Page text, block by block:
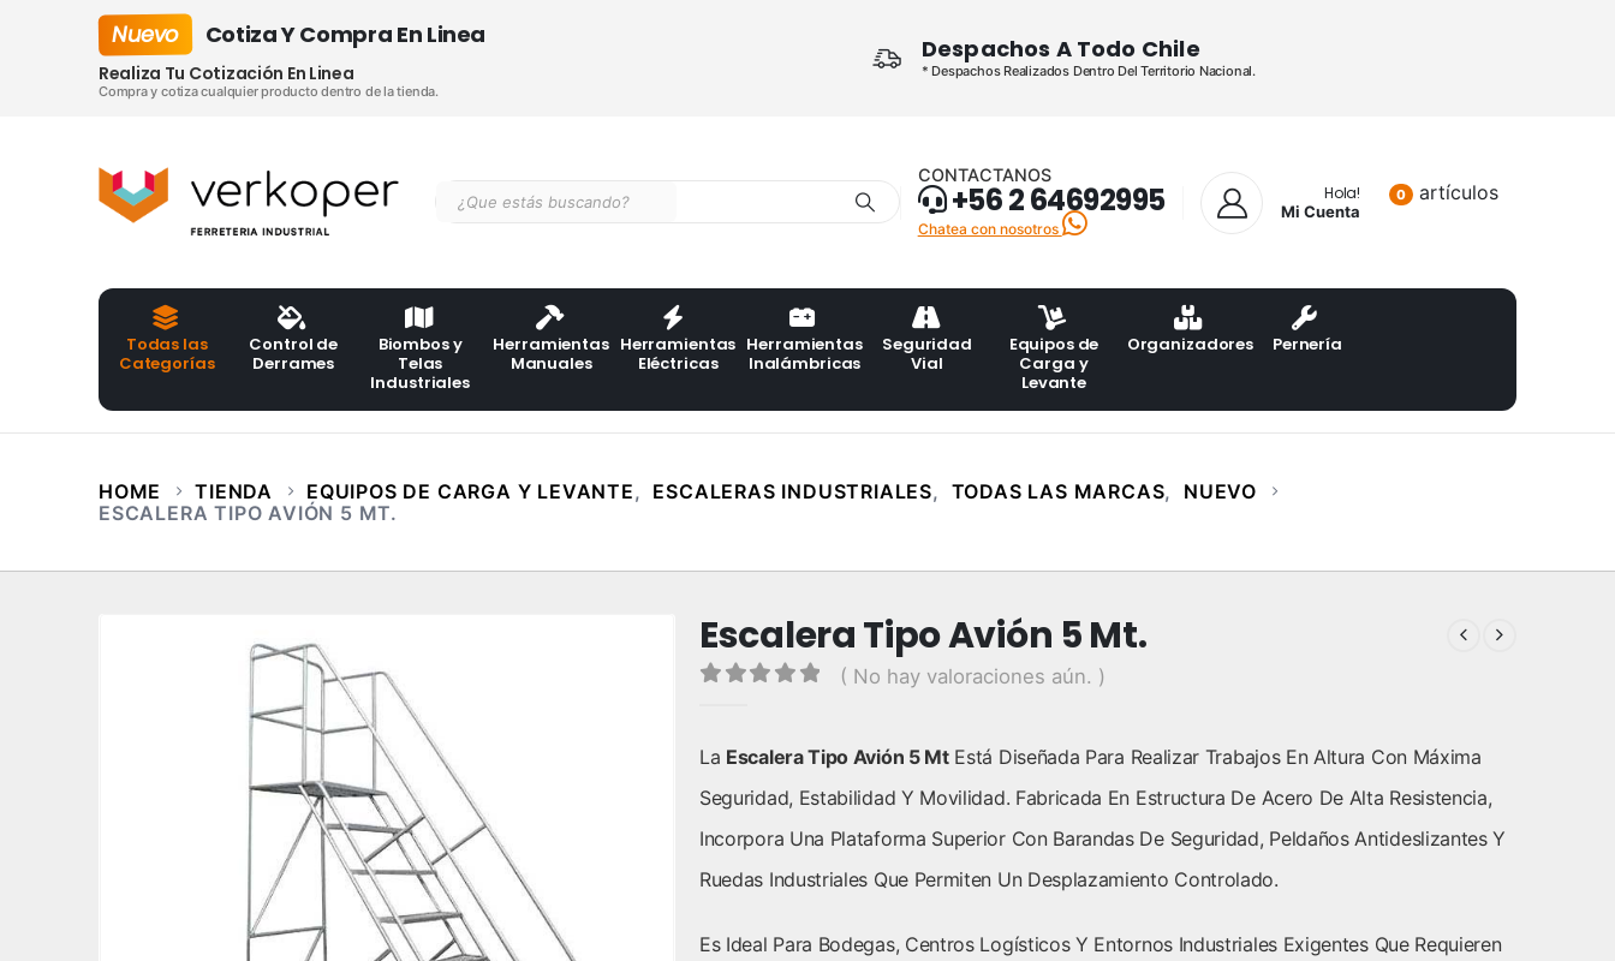
Despachos A Todo Chile
* Despachos Realizados Dentro Del Territorio Nacional.
Nuevo Cotiza Y Compra En Linea
Realiza Tu Cotización En Linea
Compra y cotiza cualquier producto dentro de la tienda.
CONTACTANOS
+56 2 64692995
Chatea con nosotros
Hola!
Mi Cuenta
0 artículos
Todas las
Categorías
Control de
Derrames
Biombos y
Telas
Industriales
Herramientas
Manuales
Herramientas
Eléctricas
Herramientas
Inalámbricas
Seguridad
Vial
Equipos de
Carga y
Levante
Organizadores Pernería
HOME TIENDA EQUIPOS DE CARGA Y LEVANTE, ESCALERAS INDUSTRIALES, TODAS LAS MARCAS,
NUEVO
ESCALERA TIPO AVIÓN 5 MT.
Escalera Tipo Avión 5 Mt.
( No hay valoraciones aún. )
La Escalera Tipo Avión 5 MtEstá Diseñada Para Realizar Trabajos En Altura Con Máxima
Seguridad, Estabilidad Y Movilidad. Fabricada En Estructura De Acero De Alta Resistencia,
Incorpora Una Plataforma Superior Con Barandas De Seguridad, Peldaños Antideslizantes Y
Ruedas Industriales Que Permiten Un Desplazamiento Controlado.
Es Ideal Para Bodegas, Centros Logísticos Y Entornos Industriales Exigentes Que Requieren